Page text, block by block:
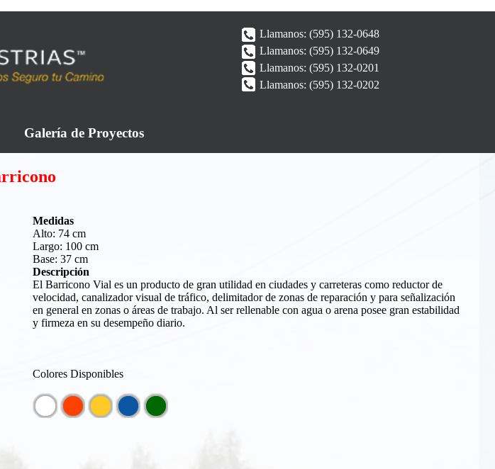
Galería de Proyectos
Llamanos: (595) 132-0648
Llamanos: (595) 132-0649
Llamanos: (595) 132-0201
Llamanos: (595) 132-0202
Medidas
Alto: 74 cm
Largo: 100 cm
Base: 37 cm
Descripción
El Barricono Vial es un producto de gran utilidad en ciudades y carreteras como reductor de
velocidad, canalizador visual de tráfico, delimitador de zonas de reparación y para señalización
en general en zonas o áreas de trabajo. Al ser rellenable con agua o arena posee gran estabilidad
y firmeza en su desempeño diario.
Colores Disponibles